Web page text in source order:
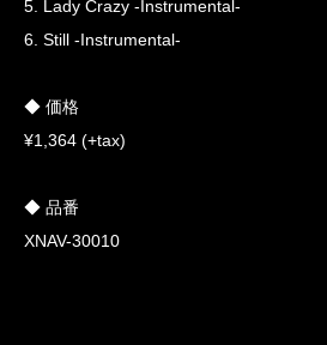
5. Lady Crazy -Instrumental-
6. Still -Instrumental-
◆ 価格
¥1,364 (+tax)
◆ 品番
XNAV-30010